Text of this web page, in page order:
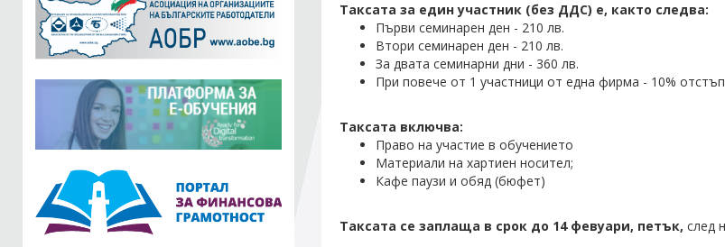
Таксата за един участник (без ДДС) е, както следва:
Първи семинарен ден - 210 лв.
Втори семинарен ден - 210 лв.
За двата семинарни дни - 360 лв.
При повече от 1 участници от една фирма - 10%
Таксата включва:
Право на участие в обучението
Материали на хартиен носител;
Кафе паузи и обяд (бюфет)
Таксата се заплаща в срок до 14 февуари, петък, след